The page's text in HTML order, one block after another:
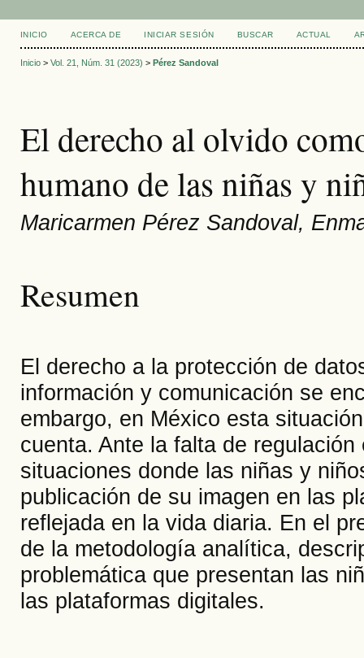
INICIO ACERCA DE INICIAR SESIÓN BUSCAR ACTUAL
Inicio> Vol. 21, Núm. 31 (2023) > Pérez Sandoval
El derecho al olvido
humano de las niñas y
Maricarmen Pérez Sandoval,
Resumen
El derecho a la protección de
información y comunicación se
embargo, en México esta
cuenta. Ante la falta de
situaciones donde las niñas y
publicación de su imagen en las
reflejada en la vida diaria. En el
de la metodología analítica,
problemática que presentan las
las plataformas digitales.